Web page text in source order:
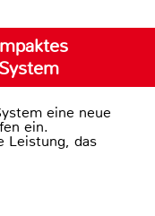
eine neue
ein.
Leistung, das